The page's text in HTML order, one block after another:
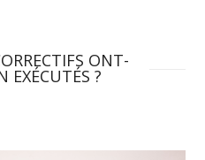
ONT-
EXÉCUTÉS ?